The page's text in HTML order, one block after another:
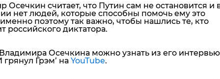
Осечкин считает, что Путин сам не остановится и
нет людей, которые способны помочь ему это
поэтому так важно, чтобы нашлись те, кто
российского диктатора.
Осечкина можно узнать из его
грянул Грэм’ на YouTube.